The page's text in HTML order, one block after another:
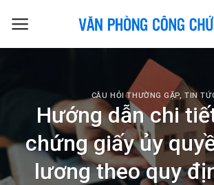
CÂU HỎI THƯỜNG GẶP,TIN
Hướng dẫn chi
chứng giấy ủy
lương theo quy